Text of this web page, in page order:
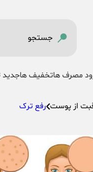
مصرف هاتخفیف هاجدید
از پوست رفع ترک